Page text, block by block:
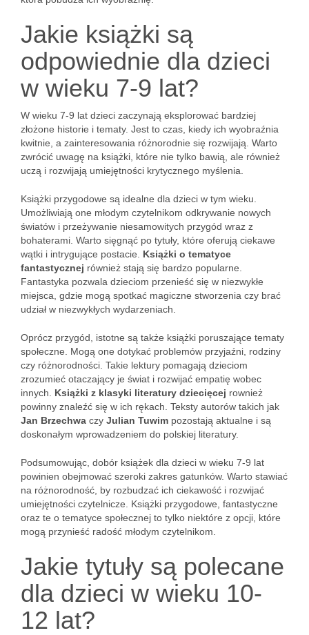
Jakie książki są
odpowiednie dla dzieci
w wieku 7-9 lat?
W wieku 7-9 lat dzieci zaczynają eksplorować bardziej
złożone historie i tematy. Jest to czas, kiedy ich wyobraźnia
kwitnie, a zainteresowania różnorodnie się rozwijają. Warto
zwrócić uwagę na książki, które nie tylko bawią, ale również
uczą i rozwijają umiejętności krytycznego myślenia.
Książki przygodowe są idealne dla dzieci w tym wieku.
Umożliwiają one młodym czytelnikom odkrywanie nowych
światów i przeżywanie niesamowitych przygód wraz z
bohaterami. Warto sięgnąć po tytuły, które oferują ciekawe
wątki i intrygujące postacie. Książki o tematyce
fantastycznej również stają się bardzo popularne.
Fantastyka pozwala dzieciom przenieść się w niezwykłe
miejsca, gdzie mogą spotkać magiczne stworzenia czy brać
udział w niezwykłych wydarzeniach.
Oprócz przygód, istotne są także książki poruszające tematy
społeczne. Mogą one dotykać problemów przyjaźni, rodziny
czy różnorodności. Takie lektury pomagają dzieciom
zrozumieć otaczający je świat i rozwijać empatię wobec
innych. Książki z klasyki literatury dziecięcej rownież
powinny znaleźć się w ich rękach. Teksty autorów takich jak
Jan Brzechwa czy Julian Tuwim pozostają aktualne i są
doskonałym wprowadzeniem do polskiej literatury.
Podsumowując, dobór książek dla dzieci w wieku 7-9 lat
powinien obejmować szeroki zakres gatunków. Warto stawiać
na różnorodność, by rozbudzać ich ciekawość i rozwijać
umiejętności czytelnicze. Książki przygodowe, fantastyczne
oraz te o tematyce społecznej to tylko niektóre z opcji, które
mogą przynieść radość młodym czytelnikom.
Jakie tytuły są polecane
dla dzieci w wieku 10-
12 lat?